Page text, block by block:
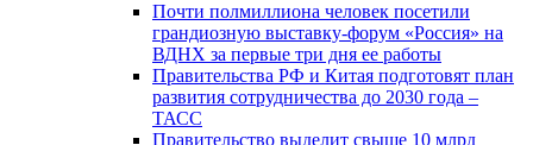
Почти полмиллиона человек посетили
грандиозную выставку-форум «Россия» на
ВДНХ за первые три дня ее работы
Правительства РФ и Китая подготовят план
развития сотрудничества до 2030 года –
ТАСС
Правительство выделит свыше 10 млрд